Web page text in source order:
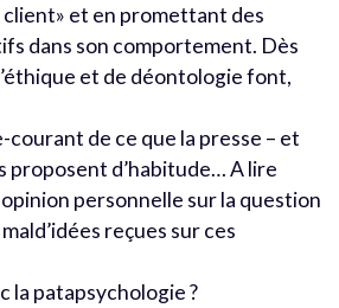
client» et en promettant des
dans son comportement. Dès
et de déontologie font,
de ce que la presse – et
proposent d’habitude… A lire
personnelle sur la question
reçues sur ces
la patapsychologie ?